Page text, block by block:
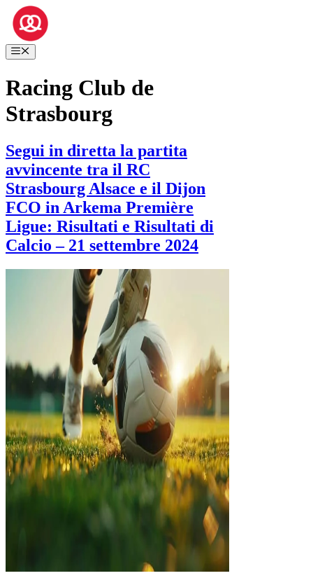
Vai
contenuto
Menu
Racing Club de
Strasbourg
Segui in diretta la partita
avvincente tra il RC
Strasbourg Alsace e il Dijon
FCO in Arkema Première
Ligue: Risultati e Risultati di
Calcio – 21 settembre 2024